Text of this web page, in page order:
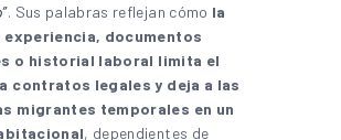
. Sus palabras reflejan cómo la
documentos
o historial laboral limita el
contratos legales y deja a las
migrantes temporales en un
, dependientes de